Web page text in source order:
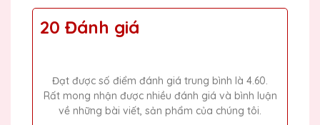
20 Đánh giá
Đạt được số điểm đánh giá trung bình là 4.60.
Rất mong nhận được nhiều đánh giá và bình luận
về những bài viết, sản phẩm của chúng tôi.